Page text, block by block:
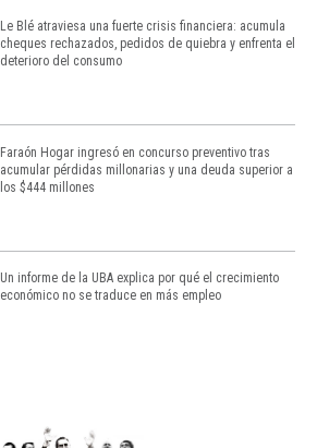
Le Blé atraviesa una fuerte crisis financiera: acumula
cheques rechazados, pedidos de quiebra y enfrenta el
deterioro del consumo
Faraón Hogar ingresó en concurso preventivo tras
acumular pérdidas millonarias y una deuda superior a
los $444 millones
Un informe de la UBA explica por qué el crecimiento
económico no se traduce en más empleo